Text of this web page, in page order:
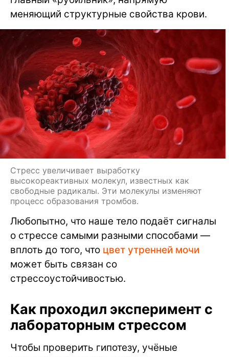
меняющий структурные свойства крови.
Стресс увеличивает выработку
высокореактивных молекул, известных как
свободные радикалы. Эти молекулы изменяют
процесс образования тромбов.
Любопытно, что наше тело подаёт сигналы
о стрессе самыми разными способами —
вплоть до того, что цвет утренней мочи
может быть связан со
стрессоустойчивостью.
Как проходил эксперимент с
лабораторным стрессом
Чтобы проверить гипотезу, учёные